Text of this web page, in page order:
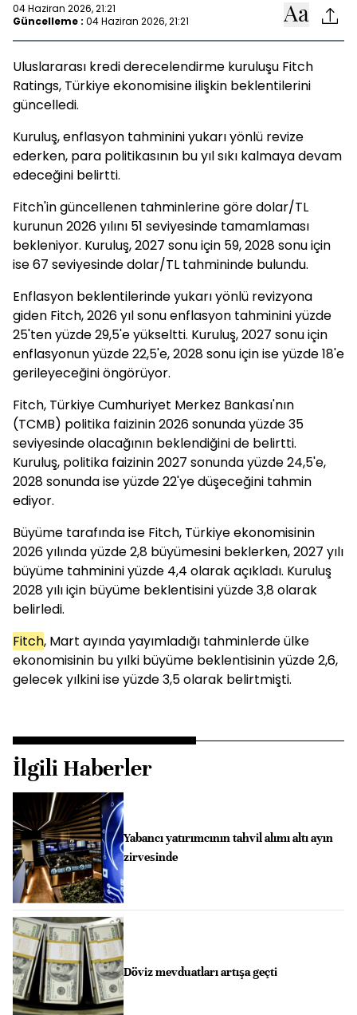
04 Haziran 2026, 21:21
Güncelleme : 04 Haziran 2026, 21:21
Uluslararası kredi derecelendirme kuruluşu Fitch
Ratings, Türkiye ekonomisine ilişkin beklentilerini
güncelledi.
Kuruluş, enflasyon tahminini yukarı yönlü revize
ederken, para politikasının bu yıl sıkı kalmaya devam
edeceğini belirtti.
Fitch'in güncellenen tahminlerine göre dolar/TL
kurunun 2026 yılını 51 seviyesinde tamamlaması
bekleniyor. Kuruluş, 2027 sonu için 59, 2028 sonu için
ise 67 seviyesinde dolar/TL tahmininde bulundu.
Enflasyon beklentilerinde yukarı yönlü revizyona
giden Fitch, 2026 yıl sonu enflasyon tahminini yüzde
25'ten yüzde 29,5'e yükseltti. Kuruluş, 2027 sonu için
enflasyonun yüzde 22,5'e, 2028 sonu için ise yüzde 18'e
gerileyeceğini öngörüyor.
Fitch, Türkiye Cumhuriyet Merkez Bankası'nın
(TCMB) politika faizinin 2026 sonunda yüzde 35
seviyesinde olacağının beklendiğini de belirtti.
Kuruluş, politika faizinin 2027 sonunda yüzde 24,5'e,
2028 sonunda ise yüzde 22'ye düşeceğini tahmin
ediyor.
Büyüme tarafında ise Fitch, Türkiye ekonomisinin
2026 yılında yüzde 2,8 büyümesini beklerken, 2027 yılı
büyüme tahminini yüzde 4,4 olarak açıkladı. Kuruluş
2028 yılı için büyüme beklentisini yüzde 3,8 olarak
belirledi.
Fitch, Mart ayında yayımladığı tahminlerde ülke
ekonomisinin bu yılki büyüme beklentisinin yüzde 2,6,
gelecek yılkini ise yüzde 3,5 olarak belirtmişti.
İlgili Haberler
Yabancı yatırımcının tahvil alımı altı ayın
zirvesinde
Döviz mevduatları artışa geçti